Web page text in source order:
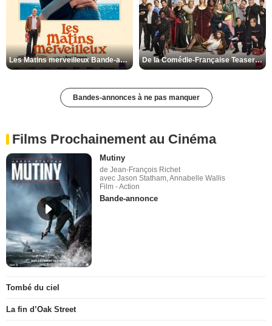
Les Matins merveilleux Bande-annonce VF De la Comédie-Française Teaser VF
Bandes-annonces à ne pas manquer
Films Prochainement au Cinéma
Mutiny
de Jean-François Richet
avec Jason Statham, Annabelle Wallis
Film - Action
Bande-annonce
Tombé du ciel
La fin d’Oak Street